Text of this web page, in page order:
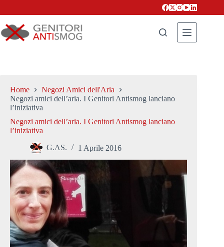
Home
Negozi Amici dell'Aria
Negozi amici dell’aria. I Genitori Antismog lanciano
l’iniziativa
Negozi amici dell’aria. I Genitori Antismog lanciano
l’iniziativa
G.AS. 1 Aprile 2016